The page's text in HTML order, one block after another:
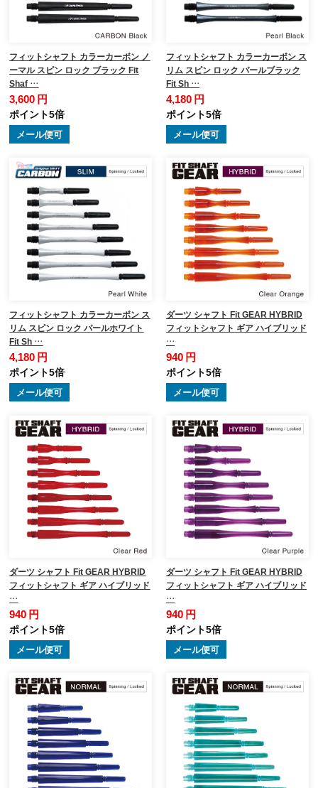
フィットシャフト カラーカーボン ノ
ーマル スピン ロック ブラック Fit
Shaf …
3,600 円
ポイント5倍
メール便可
フィットシャフト カラーカーボン ス
リム スピン ロック パールブラック
Fit Sh …
4,180 円
ポイント5倍
メール便可
フィットシャフト カラーカーボン ス
リム スピン ロック パールホワイト
Fit Sh …
4,180 円
ポイント5倍
メール便可
ダーツ シャフト Fit GEAR HYBRID
フィットシャフト ギア ハイブリッド
…
940 円
ポイント5倍
メール便可
ダーツ シャフト Fit GEAR HYBRID
フィットシャフト ギア ハイブリッド
…
940 円
ポイント5倍
メール便可
ダーツ シャフト Fit GEAR HYBRID
フィットシャフト ギア ハイブリッド
…
940 円
ポイント5倍
メール便可